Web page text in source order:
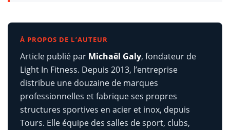
À PROPOS DE L’AUTEUR
Article publié par Michaël Galy, fondateur de
Light In Fitness. Depuis 2013, l’entreprise
distribue une douzaine de marques
professionnelles et fabrique ses propres
structures sportives en acier et inox, depuis
Tours. Elle équipe des salles de sport, clubs,